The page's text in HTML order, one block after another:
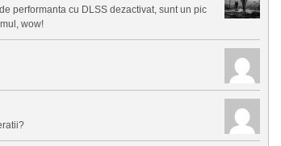
performanta cu DLSS dezactivat, sunt un pic
wow!